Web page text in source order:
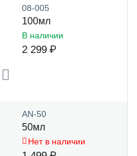
08-005
100мл
В наличии
2 299 ₽
AN-50
50мл
Нет в наличии